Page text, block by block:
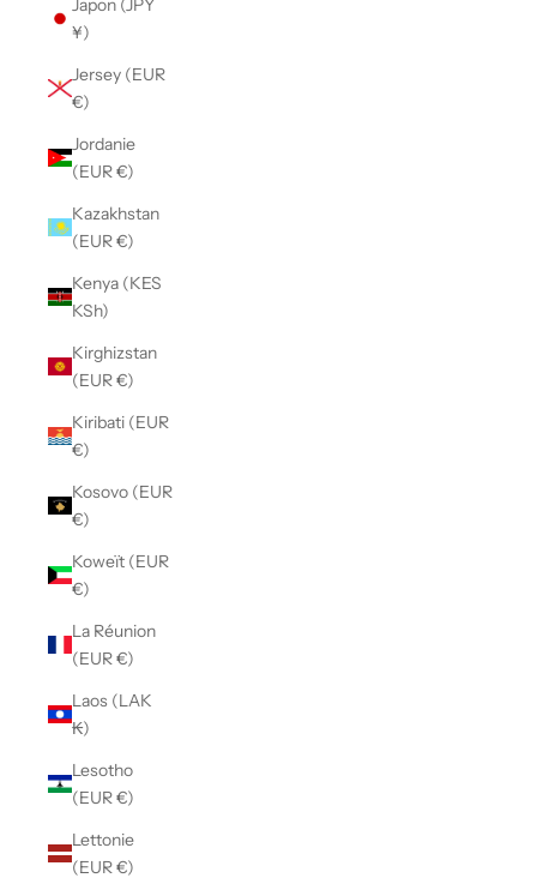
Japon (JPY
¥)
Jersey (EUR
€)
Jordanie
(EUR €)
Kazakhstan
(EUR €)
Kenya (KES
KSh)
Kirghizstan
(EUR €)
Kiribati (EUR
€)
Kosovo (EUR
€)
Koweït (EUR
€)
La Réunion
(EUR €)
Laos (LAK
₭)
Lesotho
(EUR €)
Lettonie
(EUR €)